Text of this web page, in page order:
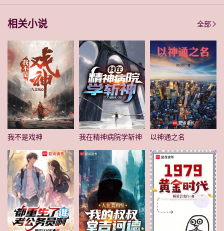
相关小说 全部
我不是戏神 我在精神病院学斩神 以神通之名